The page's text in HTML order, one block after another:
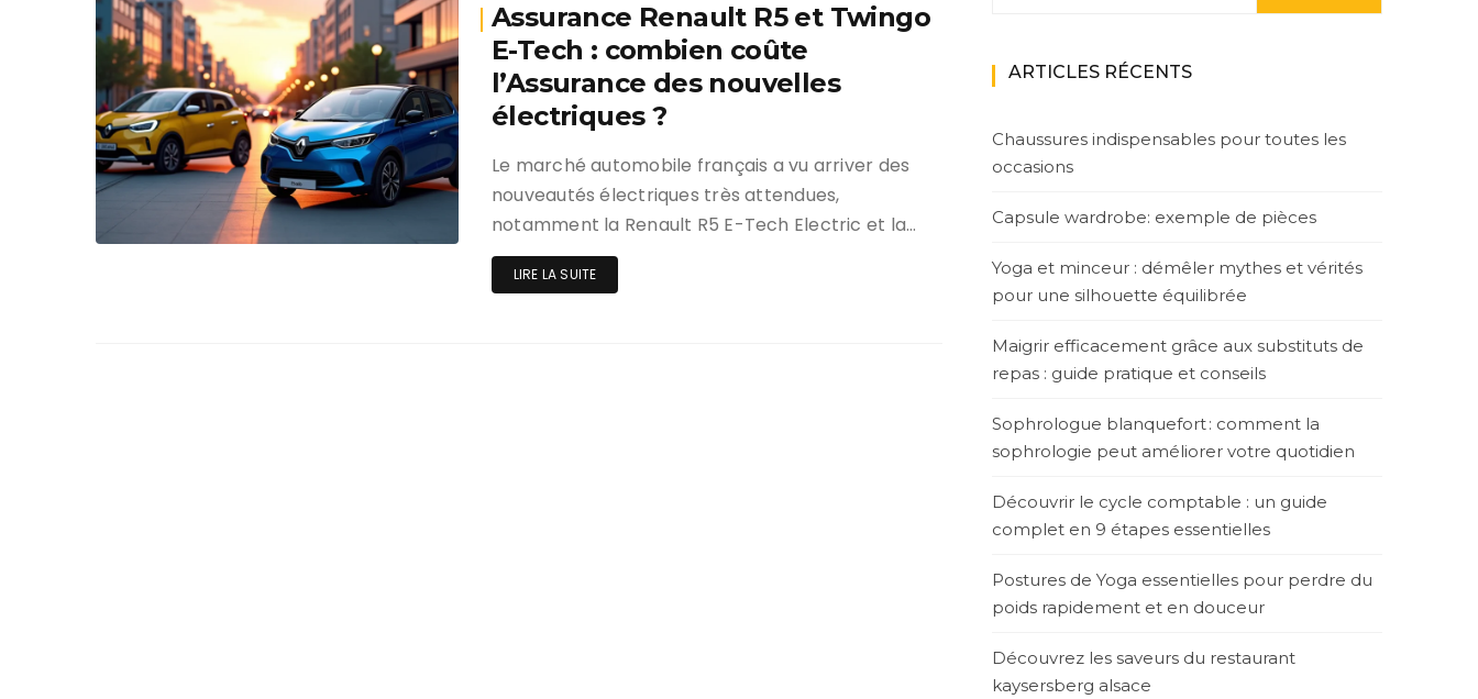
Assurance Renault R5 et Twingo
E-Tech : combien coûte
l’Assurance des nouvelles
électriques ?
Le marché automobile français a vu arriver des
nouveautés électriques très attendues,
notamment la Renault R5 E-Tech Electric et la…
LIRE LA SUITE
ARTICLES RÉCENTS
Chaussures indispensables pour toutes les
occasions
Capsule wardrobe: exemple de pièces
Yoga et minceur : démêler mythes et vérités
pour une silhouette équilibrée
Maigrir efficacement grâce aux substituts de
repas : guide pratique et conseils
Sophrologue blanquefort : comment la
sophrologie peut améliorer votre quotidien
Découvrir le cycle comptable : un guide
complet en 9 étapes essentielles
Postures de Yoga essentielles pour perdre du
poids rapidement et en douceur
Découvrez les saveurs du restaurant
kaysersberg alsace